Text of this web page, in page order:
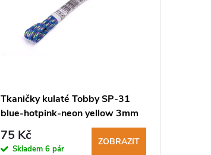
Tkaničky kulaté Tobby SP-31
blue-hotpink-neon yellow 3mm
75 Kč
Skladem 6 pár
ZOBRAZIT